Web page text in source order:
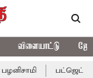
விளையாட்டு
பட்ஜெட்டில் தவெக